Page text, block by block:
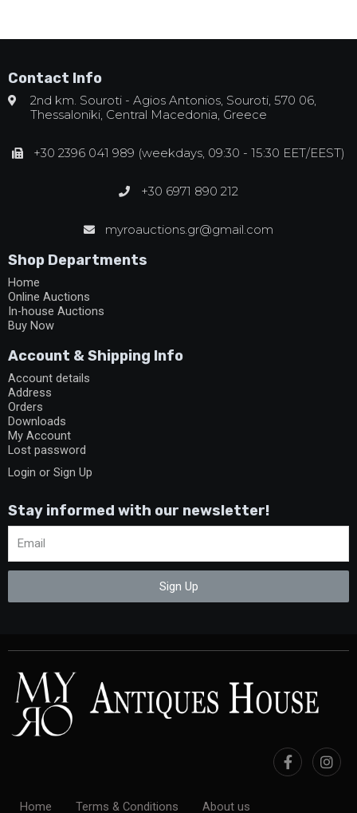
Contact Info
2nd km. Souroti - Agios Antonios, Souroti, 570 06,
Thessaloniki, Central Macedonia, Greece
+30 2396 041 989 (weekdays, 09:30 - 15:30 EET/EEST)
+30 6971 890 212
myroauctions.gr@gmail.com
Shop Departments
Home
Online Auctions
In-house Auctions
Buy Now
Account & Shipping Info
Account details
Address
Orders
Downloads
My Account
Lost password
Login or Sign Up
Stay informed with our newsletter!
Sign Up
Home Terms & Conditions About us